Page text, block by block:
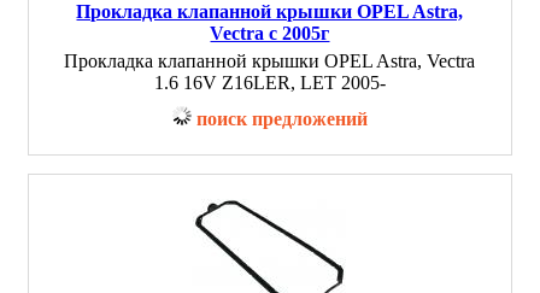
Прокладка клапанной крышки OPEL Astra,
Vectra с 2005г
Прокладка клапанной крышки OPEL Astra, Vectra
1.6 16V Z16LER, LET 2005-
поиск предложений